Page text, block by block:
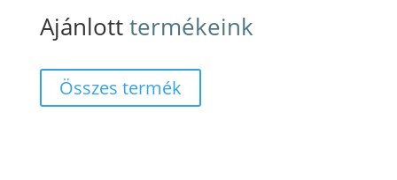
Ajánlotttermékeink
Összes termék